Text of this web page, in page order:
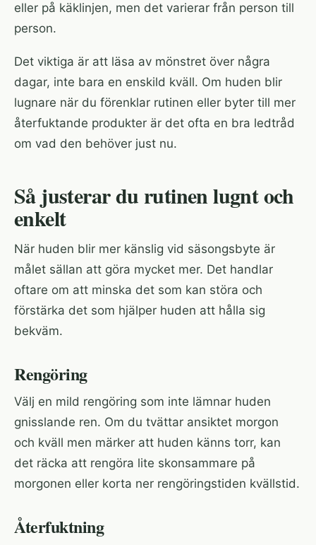
eller på käklinjen, men det varierar från person till
person.
Det viktiga är att läsa av mönstret över några
dagar, inte bara en enskild kväll. Om huden blir
lugnare när du förenklar rutinen eller byter till mer
återfuktande produkter är det ofta en bra ledtråd
om vad den behöver just nu.
Så justerar du rutinen lugnt och
enkelt
När huden blir mer känslig vid säsongsbyte är
målet sällan att göra mycket mer. Det handlar
oftare om att minska det som kan störa och
förstärka det som hjälper huden att hålla sig
bekväm.
Rengöring
Välj en mild rengöring som inte lämnar huden
gnisslande ren. Om du tvättar ansiktet morgon
och kväll men märker att huden känns torr, kan
det räcka att rengöra lite skonsammare på
morgonen eller korta ner rengöringstiden kvällstid.
Återfuktning